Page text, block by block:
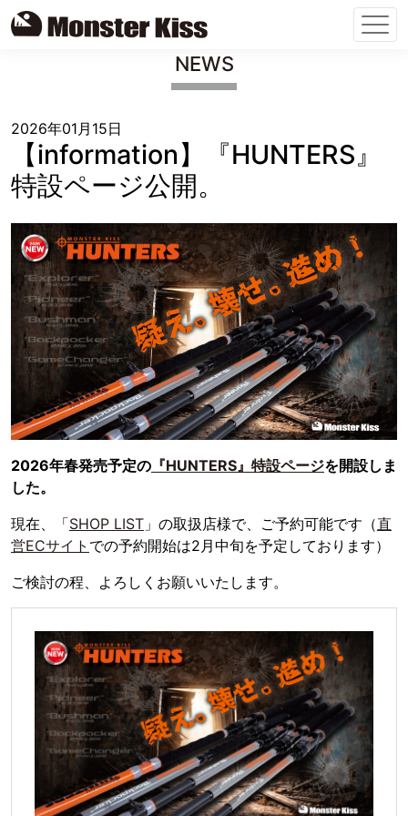
NEWS
2026年01月15日
【information】『HUNTERS』
特設ページ公開。
2026年春発売予定の 『HUNTERS』特設ページを開設しま
した。
現在、「SHOP LIST 」の取扱店様で、ご予約可能です（直
営ECサイト での予約開始は2月中旬を予定しております）
ご検討の程、よろしくお願いいたします。